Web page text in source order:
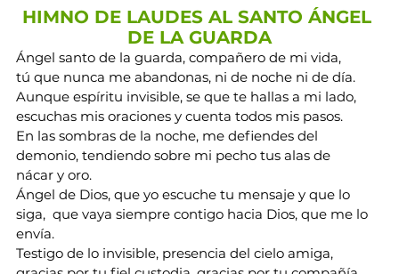
HIMNO DE LAUDES AL SANTO ÁNGEL
DE LA GUARDA
Ángel santo de la guarda, compañero de mi vida,
tú que nunca me abandonas, ni de noche ni de día.
Aunque espíritu invisible, se que te hallas a mi lado,
escuchas mis oraciones y cuenta todos mis pasos.
En las sombras de la noche, me defiendes del
demonio, tendiendo sobre mi pecho tus alas de
nácar y oro.
Ángel de Dios, que yo escuche tu mensaje y que lo
siga,  que vaya siempre contigo hacia Dios, que me lo
envía.
Testigo de lo invisible, presencia del cielo amiga,